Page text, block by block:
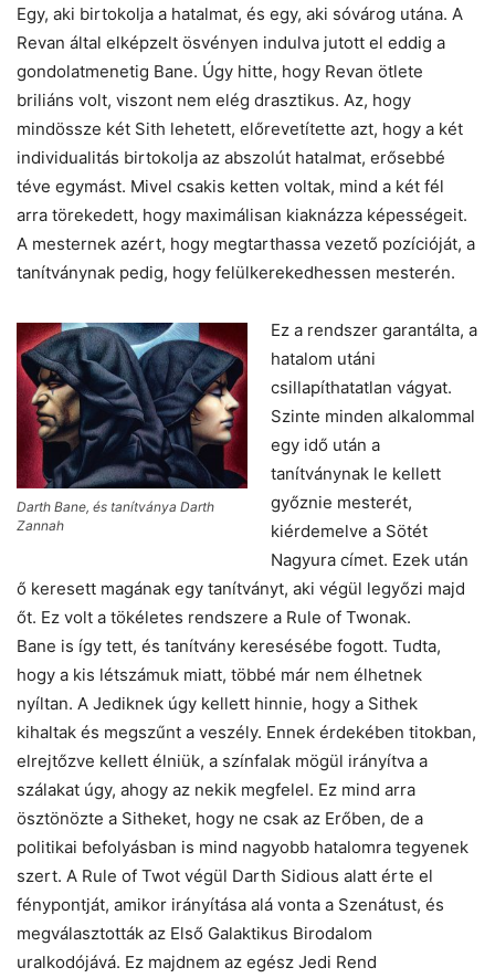
Egy, aki birtokolja a hatalmat, és egy, aki sóvárog utána. A
Revan által elképzelt ösvényen indulva jutott el eddig a
gondolatmenetig Bane. Úgy hitte, hogy Revan ötlete
briliáns volt, viszont nem elég drasztikus. Az, hogy
mindössze két Sith lehetett, előrevetítette azt, hogy a két
individualitás birtokolja az abszolút hatalmat, erősebbé
téve egymást. Mivel csakis ketten voltak, mind a két fél
arra törekedett, hogy maximálisan kiaknázza képességeit.
A mesternek azért, hogy megtarthassa vezető pozícióját, a
tanítványnak pedig, hogy felülkerekedhessen mesterén.
Darth Bane, és tanítványa Darth
Zannah
Ez a rendszer garantálta, a
hatalom utáni
csillapíthatatlan vágyat.
Szinte minden alkalommal
egy idő után a
tanítványnak le kellett
győznie mesterét,
kiérdemelve a Sötét
Nagyura címet. Ezek után
ő keresett magának egy tanítványt, aki végül legyőzi majd
őt. Ez volt a tökéletes rendszere a Rule of Twonak.
Bane is így tett, és tanítvány keresésébe fogott. Tudta,
hogy a kis létszámuk miatt, többé már nem élhetnek
nyíltan. A Jediknek úgy kellett hinnie, hogy a Sithek
kihaltak és megszűnt a veszély. Ennek érdekében titokban,
elrejtőzve kellett élniük, a színfalak mögül irányítva a
szálakat úgy, ahogy az nekik megfelel. Ez mind arra
ösztönözte a Sitheket, hogy ne csak az Erőben, de a
politikai befolyásban is mind nagyobb hatalomra tegyenek
szert. A Rule of Twot végül Darth Sidious alatt érte el
fénypontját, amikor irányítása alá vonta a Szenátust, és
megválasztották az Első Galaktikus Birodalom
uralkodójává. Ez majdnem az egész Jedi Rend